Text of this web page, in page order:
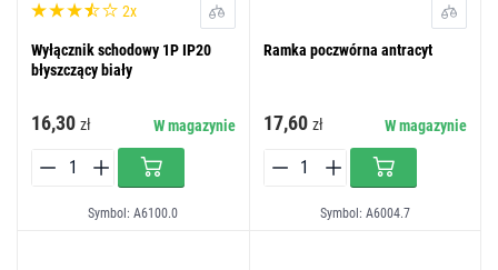
2x
Wyłącznik schodowy 1P IP20
błyszczący biały
16,30 zł W magazynie
Symbol: A6100.0
Ramka poczwórna antracyt
17,60 zł W magazynie
Symbol: A6004.7